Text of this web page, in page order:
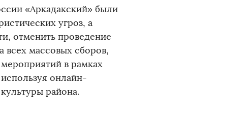
«Аркадакский» были
угроз, а
отменить проведение
всех массовых сборов,
в рамках
онлайн-
района.